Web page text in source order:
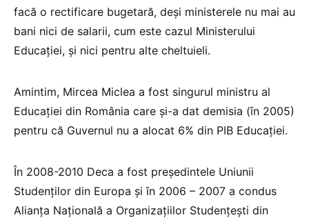
facă o rectificare bugetară, deși ministerele nu mai au
bani nici de salarii, cum este cazul Ministerului
Educației, și nici pentru alte cheltuieli.
Amintim, Mircea Miclea a fost singurul ministru al
Educației din România care și-a dat demisia (în 2005)
pentru că Guvernul nu a alocat 6% din PIB Educației.
În 2008-2010 Deca a fost președintele Uniunii
Studenților din Europa și în 2006 – 2007 a condus
Alianța Națională a Organizațiilor Studențești din